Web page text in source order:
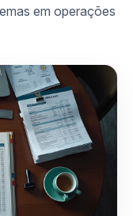
em operações